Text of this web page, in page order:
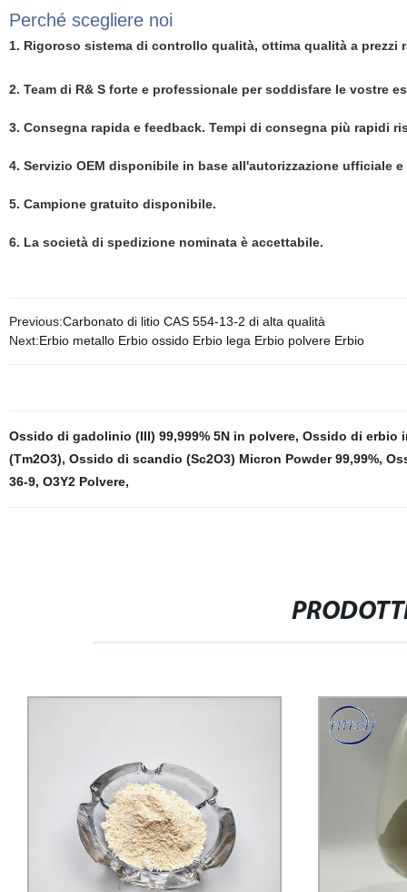
Perché scegliere noi
1. Rigoroso sistema di controllo qualità, ottima qualità a prezzi
2. Team di R& S forte e professionale per soddisfare le vostre
3. Consegna rapida e feedback. Tempi di consegna più rapidi
4. Servizio OEM disponibile in base all'autorizzazione ufficiale e
5. Campione gratuito disponibile.
6. La società di spedizione nominata è accettabile.
Previous:Carbonato di litio CAS 554-13-2 di alta qualità
Next:Erbio metallo Erbio ossido Erbio lega Erbio polvere Erbio
Ossido di gadolinio (III) 99,999% 5N in polvere, Ossido di erbio
(Tm2O3), Ossido di scandio (Sc2O3) Micron Powder 99,99%,
36-9, O3Y2 Polvere,